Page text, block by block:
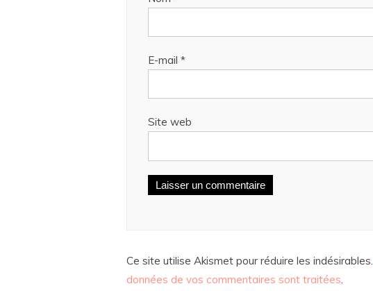
E-mail *
Site web
Ce site utilise Akismet pour réduire les indésirables.
données de vos commentaires sont traitées.